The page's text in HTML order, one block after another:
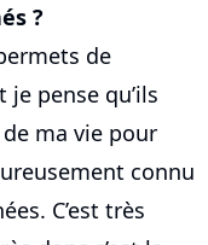
?
de
pense qu’ils
de ma vie pour
connu
C’est très